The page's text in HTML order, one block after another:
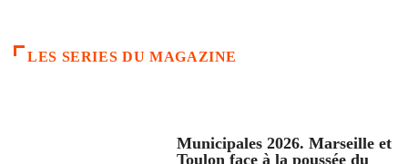
LES SERIES DU MAGAZINE
Municipales 2026. Marseille et
Toulon face à la poussée du